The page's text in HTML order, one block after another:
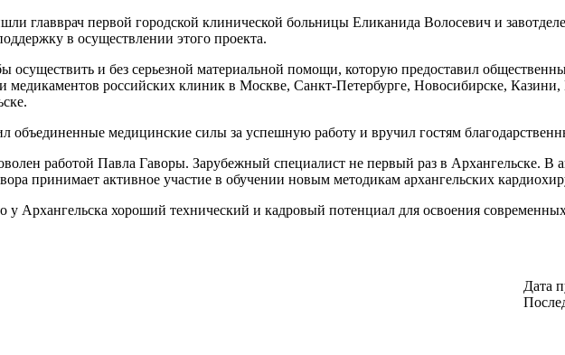
главврач первой городской клинической больницы Еликанида Волосевич и
в осуществлении этого проекта.
осуществить и без серьезной материальной помощи, которую предоставил
медикаментов российских клиник в Москве, Санкт-Петербурге, Новосибирске,
объединенные медицинские силы за успешную работу и вручил гостям
работой Павла Гаворы. Зарубежный специалист не первый раз в Архангельске. В
принимает активное участие в обучении новым методикам архангельских
у Архангельска хороший технический и кадровый потенциал для освоения
Дата